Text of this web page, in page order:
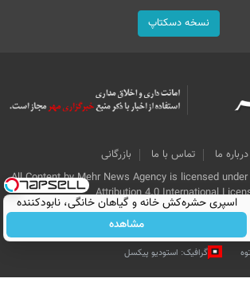
نسخه دسکتاپ
درباره ما تماس با ما
بازرگانی
All Content by Mehr News Agency is licensed
Attribution 4.0 International
گرافیک: استودیو پیکسل
اسپری حشره‌کش خانه و گیاهان خانگی، نابودکننده
انواع حشرات خانگی و آفات
مشاهده